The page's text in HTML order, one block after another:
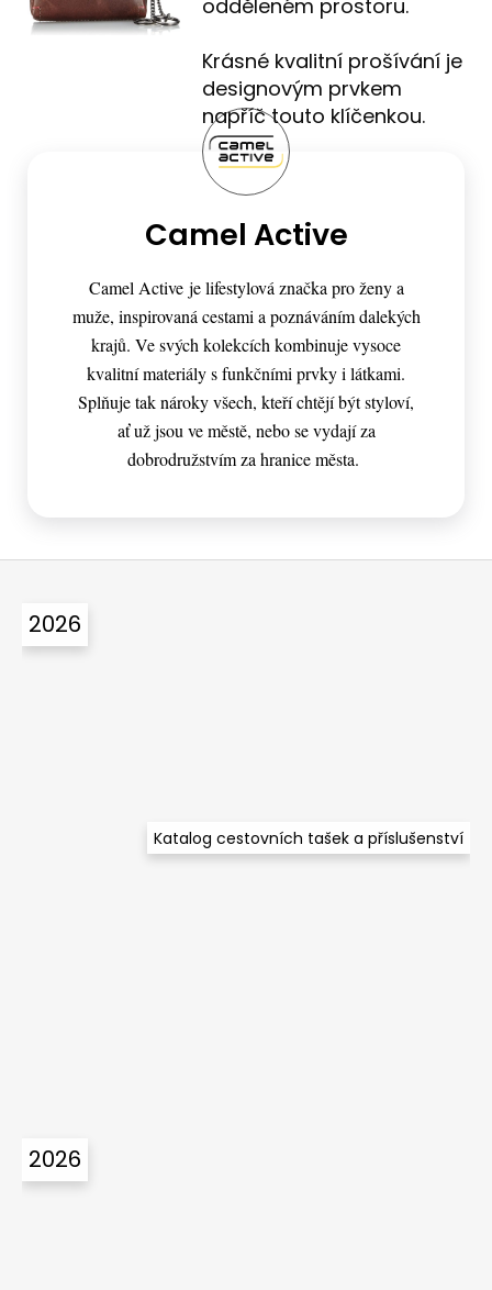
odděleném prostoru.
Krásné kvalitní prošívání je
designovým prvkem
napříč touto klíčenkou.
Camel Active
Camel Active je lifestylová značka pro ženy a
muže, inspirovaná cestami a poznáváním dalekých
krajů. Ve svých kolekcích kombinuje vysoce
kvalitní materiály s funkčními prvky i látkami.
Splňuje tak nároky všech, kteří chtějí být styloví,
ať už jsou ve městě, nebo se vydají za
dobrodružstvím za hranice města.
Z
2026
Katalog cestovních tašek a příslušenství
2026